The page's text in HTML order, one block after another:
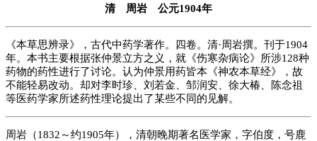
清 周岩 公元1904年
《本草思辨录》，古代中药学著作。四卷。清·周岩撰。刊于1904
年。本书主要根据张仲景立方之义，就《伤寒杂病论》所涉128种
药物的药性进行了讨论。认为仲景用药皆本《神农本草经》，故
不能轻易改动。却对李时珍、刘若金、邹润安、徐大椿、陈念祖
等医药学家所述药性理论提出了某些不同的见解。
周岩（1832～约1905年），清朝晚期著名医学家，字伯度，号鹿